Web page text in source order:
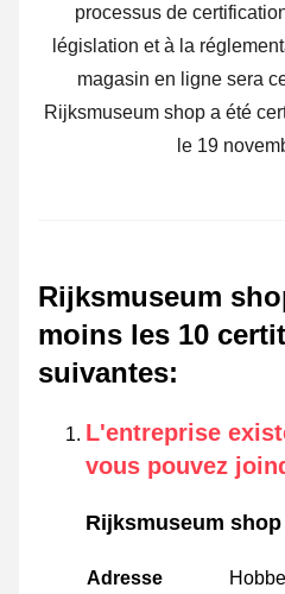
processus de
législation et à la
magasin en ligne sera
Rijksmuseum shop a été
le 19
Rijksmuseum
moins les 10
suivantes:
L'entreprise
vous pouvez
Rijksmuseum shop
Adresse